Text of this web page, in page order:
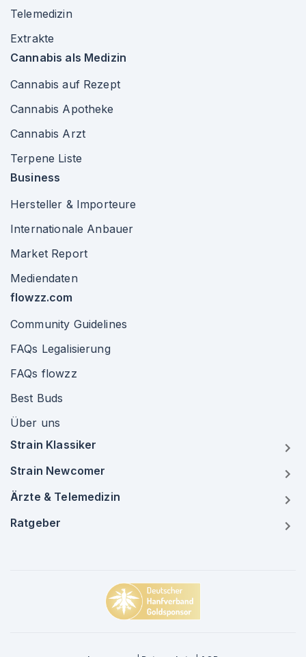
Telemedizin
Extrakte
Cannabis als Medizin
Cannabis auf Rezept
Cannabis Apotheke
Cannabis Arzt
Terpene Liste
Business
Hersteller & Importeure
Internationale Anbauer
Market Report
Mediendaten
flowzz.com
Community Guidelines
FAQs Legalisierung
FAQs flowzz
Best Buds
Über uns
Strain Klassiker
Strain Newcomer
Ärzte & Telemedizin
Ratgeber